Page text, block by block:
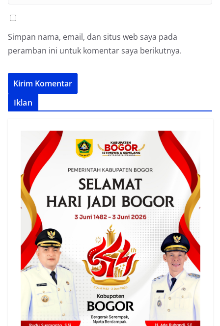
Simpan nama, email, dan situs web saya pada
peramban ini untuk komentar saya berikutnya.
Iklan